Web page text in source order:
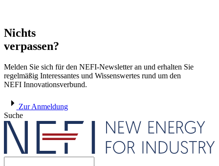
Nichts
verpassen?
Melden Sie sich für den NEFI-Newsletter an und erhalten Sie
regelmäßig Interessantes und Wissenswertes rund um den
NEFI Innovationsverbund.
Zur Anmeldung
Suche